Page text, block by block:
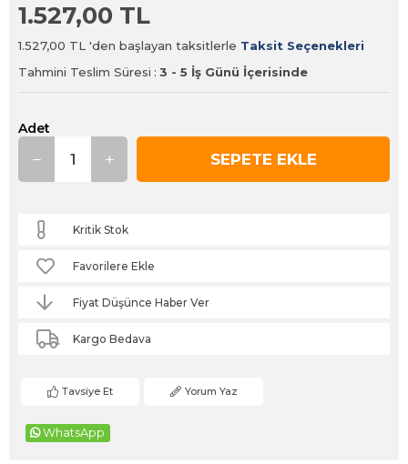
1.527,00 TL
1.527,00 TL 'den başlayan taksitlerle Taksit Seçenekleri
Tahmini Teslim Süresi : 3 - 5 İş Günü İçerisinde
Adet
Kritik Stok
Favorilere Ekle
Fiyat Düşünce Haber Ver
Kargo Bedava
Tavsiye Et Yorum Yaz
WhatsApp